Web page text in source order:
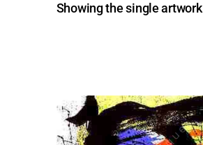
Showing the single artwork